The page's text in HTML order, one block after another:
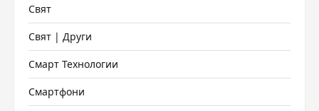
Свят
Свят | Други
Смарт Технологии
Смартфони